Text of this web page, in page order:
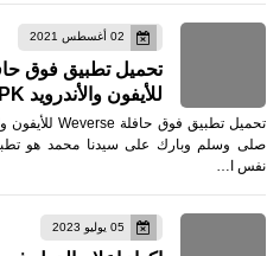
02 أغسطس 2021
للأيفون والأندرويد XAPK
صلى وسلم وبارك على سيدنا محمد هو
نفس ا…
05 يوليو 2023